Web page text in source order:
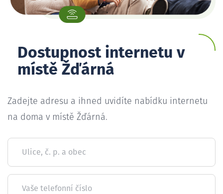
Dostupnost internetu v
místě Žďárná
Zadejte adresu a ihned uvidíte nabídku internetu
na doma v místě Žďárná.
Ulice, č. p. a obec
Vaše telefonní číslo